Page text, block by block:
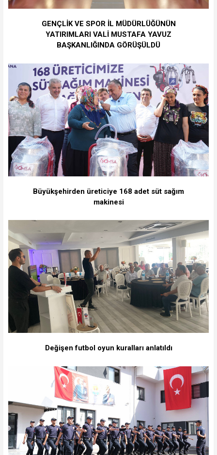
GENÇLİK VE SPOR İL MÜDÜRLÜĞÜNÜN
YATIRIMLARI VALİ MUSTAFA YAVUZ
BAŞKANLIĞINDA GÖRÜŞÜLDÜ
Büyükşehirden üreticiye 168 adet süt sağım
makinesi
Değişen futbol oyun kuralları anlatıldı